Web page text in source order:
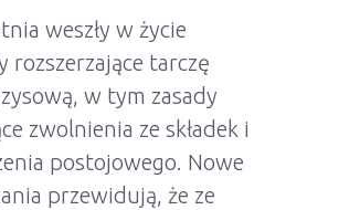
weszły w życie
rozszerzające tarczę
w tym zasady
zwolnienia ze składek i
postojowego. Nowe
przewidują, że ze